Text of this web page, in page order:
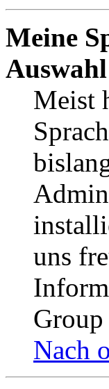
Meine
Meist
uns
Nach